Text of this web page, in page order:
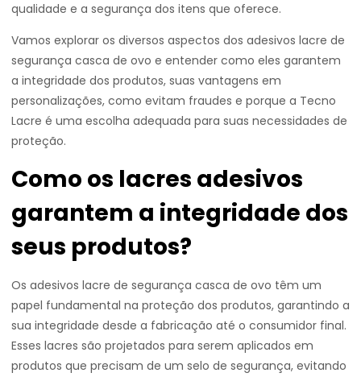
qualidade e a segurança dos itens que oferece.
Vamos explorar os diversos aspectos dos adesivos lacre de
segurança casca de ovo e entender como eles garantem
a integridade dos produtos, suas vantagens em
personalizações, como evitam fraudes e porque a Tecno
Lacre é uma escolha adequada para suas necessidades de
proteção.
Como os lacres adesivos
garantem a integridade dos
seus produtos?
Os adesivos lacre de segurança casca de ovo têm um
papel fundamental na proteção dos produtos, garantindo a
sua integridade desde a fabricação até o consumidor final.
Esses lacres são projetados para serem aplicados em
produtos que precisam de um selo de segurança, evitando